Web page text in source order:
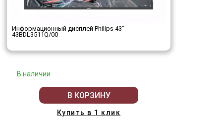
Информационный дисплей Philips 43"
43BDL3511Q/00
В наличии
В КОРЗИНУ
Купить в 1 клик